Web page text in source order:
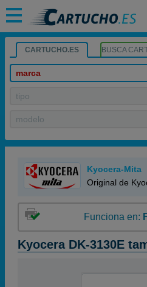
CARTUCHO.ES
marca
tipo
modelo
Kyocera-Mita
Original de
Funciona en:
Kyocera DK-3130E